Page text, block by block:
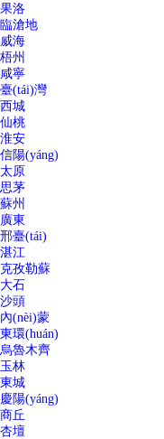
果洛
臨滄地
威海
梧州
咸寧
臺(tái)灣
西城
仙桃
淮安
信陽(yáng)
太原
思茅
蘇州
廣東
邢臺(tái)
湛江
克孜勒蘇
大石
沙頭
內(nèi)蒙
東環(huán)
烏魯木齊
玉林
東城
慶陽(yáng)
商丘
杏壇